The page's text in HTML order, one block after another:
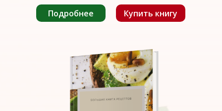
Подробнее Купить книгу